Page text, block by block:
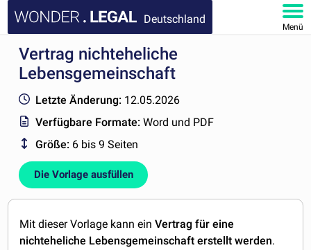
Deutschland
Menü
HOMEPAGE
FAQ
KONTAKT
MEIN KONTO
Vertrag nichteheliche
Lebensgemeinschaft
Letzte Änderung: 12.05.2026
Verfügbare Formate:Word und PDF
Größe: 6 bis 9 Seiten
Die Vorlage ausfüllen
Mit dieser Vorlage kann einVertrag für eine
nichteheliche Lebensgemeinschaft erstellt werden.